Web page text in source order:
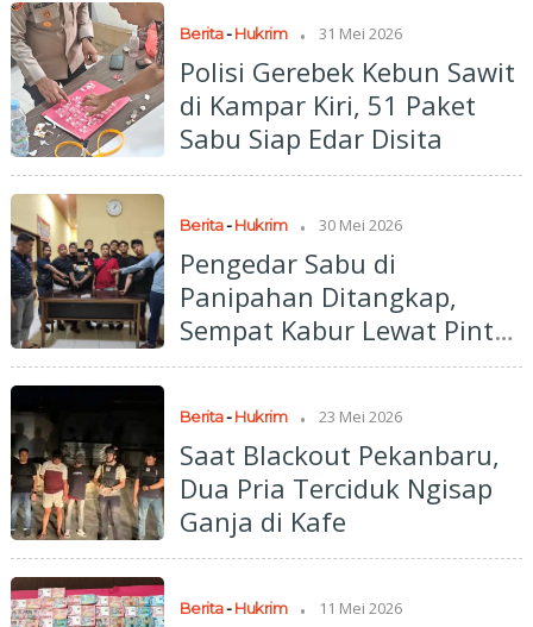
Berita-Hukrim . 31 Mei 2026
Polisi Gerebek Kebun Sawit
di Kampar Kiri, 51 Paket
Sabu Siap Edar Disita
Berita-Hukrim . 30 Mei 2026
Pengedar Sabu di
Panipahan Ditangkap,
Sempat Kabur Lewat Pintu
Belakang
Berita-Hukrim . 23 Mei 2026
Saat Blackout Pekanbaru,
Dua Pria Terciduk Ngisap
Ganja di Kafe
Berita-Hukrim . 11 Mei 2026